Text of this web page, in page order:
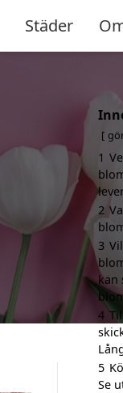
Städer
1
2
3
kan
4
5
Se